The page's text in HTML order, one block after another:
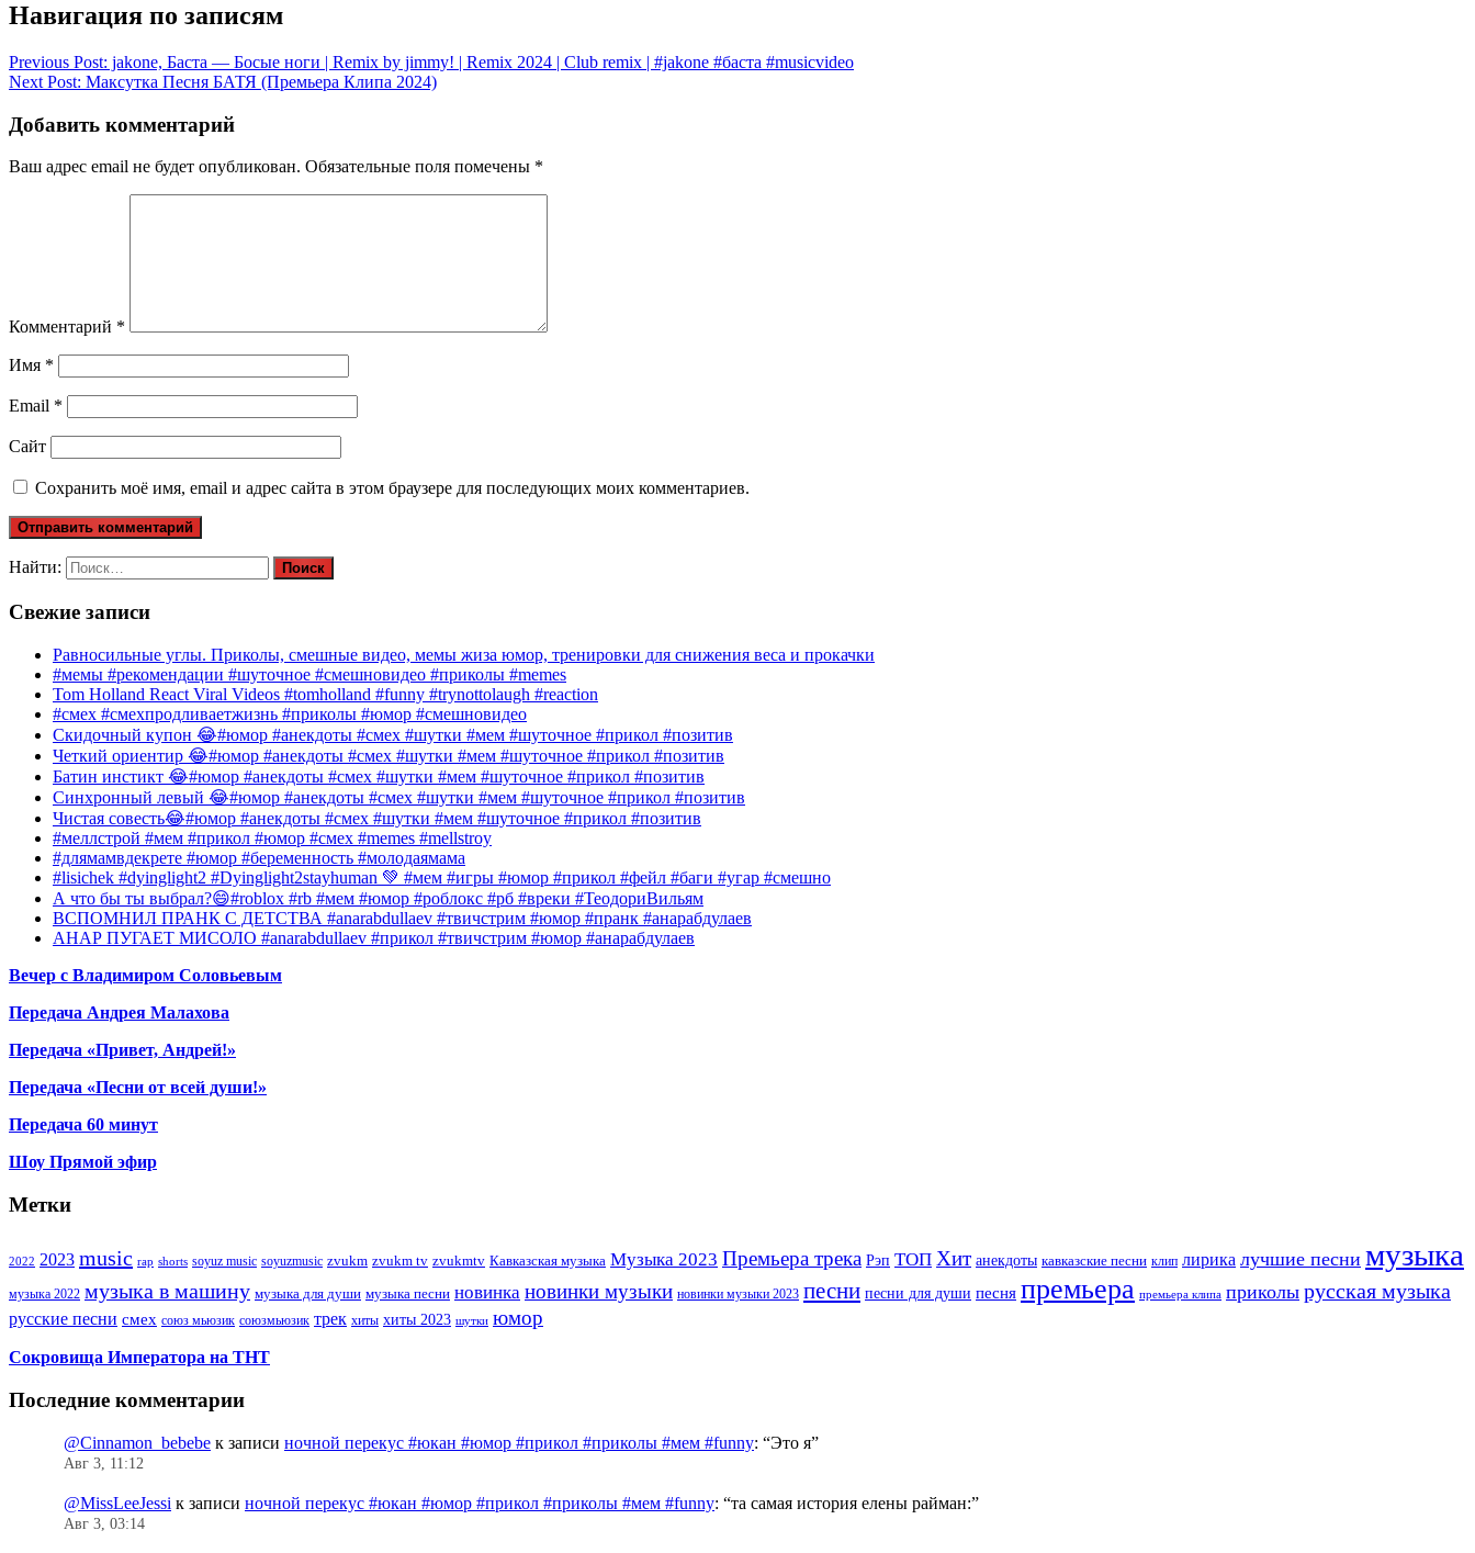
Навигация по записям
Previous Post: jakone, Баста — Босые ноги | Remix by jimmy! | Remix 2024 | Club remix | #jakone #баста #musicvideo
Next Post: Максутка Песня БАТЯ (Премьера Клипа 2024)
Добавить комментарий
Ваш адрес email не будет опубликован. Обязательные поля помечены *
Комментарий *
Имя *
Email *
Сайт
Сохранить моё имя, email и адрес сайта в этом браузере для последующих моих комментариев.
Найти:
Свежие записи
Равносильные углы. Приколы, смешные видео, мемы жиза юмор, тренировки для снижения веса и прокачки
#мемы #рекомендации #шуточное #смешновидео #приколы #memes
Tom Holland React Viral Videos #tomholland #funny #trynottolaugh #reaction
#смех #смехпродливаетжизнь #приколы #юмор #смешновидео
Скидочный купон 😂#юмор #анекдоты #смех #шутки #мем #шуточное #прикол #позитив
Четкий ориентир 😂#юмор #анекдоты #смех #шутки #мем #шуточное #прикол #позитив
Батин инстикт 😂#юмор #анекдоты #смех #шутки #мем #шуточное #прикол #позитив
Синхронный левый 😂#юмор #анекдоты #смех #шутки #мем #шуточное #прикол #позитив
Чистая совесть😂#юмор #анекдоты #смех #шутки #мем #шуточное #прикол #позитив
#меллстрой #мем #прикол #юмор #смех #memes #mellstroy
#длямамвдекрете #юмор #беременность #молодаямама
#lisichek #dyinglight2 #Dyinglight2stayhuman 💚 #мем #игры #юмор #прикол #фейл #баги #угар #смешно
А что бы ты выбрал?😄#roblox #rb #мем #юмор #роблокс #рб #вреки #ТеодориВильям
ВСПОМНИЛ ПРАНК С ДЕТСТВА #anarabdullaev #твичстрим #юмор #пранк #анарабдулаев
АНАР ПУГАЕТ МИСОЛО #anarabdullaev #прикол #твичстрим #юмор #анарабдулаев
Вечер с Владимиром Соловьевым
Передача Андрея Малахова
Передача «Привет, Андрей!»
Передача «Песни от всей души!»
Передача 60 минут
Шоу Прямой эфир
Метки
2022 2023 music rap shorts soyuz music soyuzmusic zvukm zvukm tv zvukmtv Кавказская музыка Музыка 2023 Премьера трека Рэп ТОП Хит анекдоты кавказские песни клип лирика лучшие песни музыка
музыка 2022 музыка в машину музыка для души музыка песни новинка новинки музыки новинки музыки 2023 песни песни для души песня премьера премьера клипа приколы русская музыка
русские песни смех союз мьюзик союзмьюзик трек хиты хиты 2023 шутки юмор
Сокровища Императора на ТНТ
Последние комментарии
@Cinnamon_bebebe к записи ночной перекус #юкан #юмор #прикол #приколы #мем #funny: “Это я”
Авг 3, 11:12
@MissLeeJessi к записи ночной перекус #юкан #юмор #прикол #приколы #мем #funny: “та самая история елены райман:”
Авг 3, 03:14